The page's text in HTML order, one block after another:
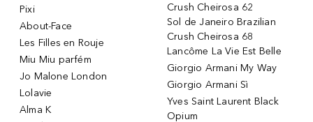
Pixi
About-Face
Les Filles en Rouje
Miu Miu parfém
Jo Malone London
Lolavie
Alma K
Crush Cheirosa 62
Sol de Janeiro Brazilian
Crush Cheirosa 68
Lancôme La Vie Est Belle
Giorgio Armani My Way
Giorgio Armani Sì
Yves Saint Laurent Black
Opium